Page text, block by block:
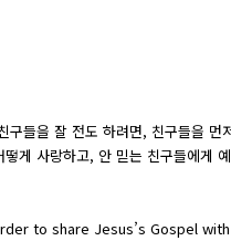
들을 잘 전도 하려면, 친구들을 먼
게 사랑하고, 안 믿는 친구들에게
to share Jesus’s Gospel